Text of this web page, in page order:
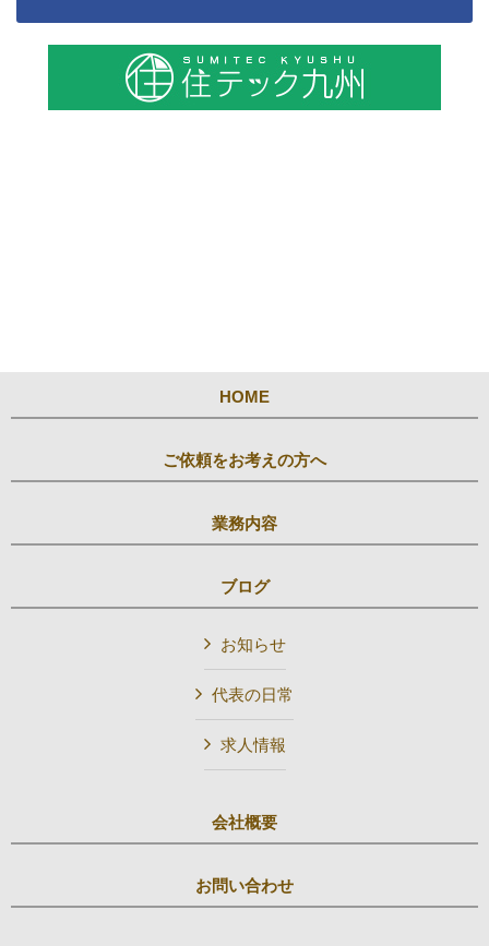
HOME
ご依頼をお考えの方へ
業務内容
ブログ
お知らせ
代表の日常
求人情報
会社概要
お問い合わせ